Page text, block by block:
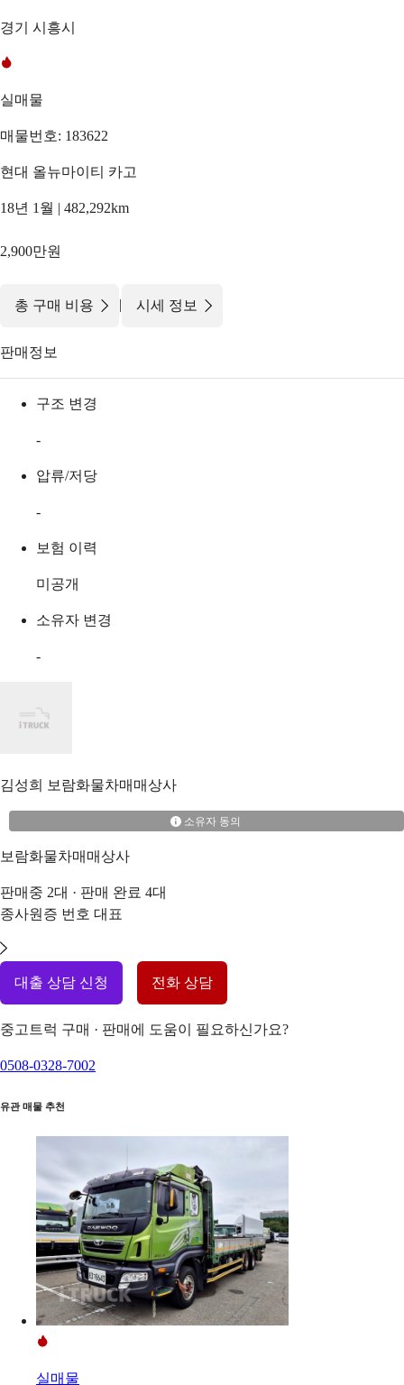
경기 시흥시
실매물
매물번호: 183622
현대 올뉴마이티 카고
18년 1월 | 482,292km
2,900만원
총 구매 비용 | 시세 정보
판매정보
구조 변경
-
압류/저당
-
보험 이력
미공개
소유자 변경
-
김성희 보람화물차매매상사
소유자 동의
보람화물차매매상사
판매중 2대 · 판매 완료 4대
종사원증 번호 대표
대출 상담 신청 전화 상담
중고트럭 구매 · 판매에 도움이 필요하신가요?
0508-0328-7002
유관 매물 추천
실매물